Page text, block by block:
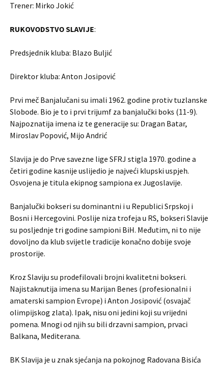
Trener: Mirko Jokić
RUKOVODSTVO SLAVIJE:
Predsjednik kluba: Blazo Buljić
Direktor kluba: Anton Josipović
Prvi meč Banjalučani su imali 1962. godine protiv tuzlanske
Slobode. Bio je to i prvi trijumf za banjalučki boks (11-9).
Najpoznatija imena iz te generacije su: Dragan Batar,
Miroslav Popović, Mijo Andrić
Slavija je do Prve savezne lige SFRJ stigla 1970. godine a
četiri godine kasnije uslijedio je najveći klupski uspjeh.
Osvojena je titula ekipnog sampiona ex Jugoslavije.
Banjalučki bokseri su dominantni i u Republici Srpskoj i
Bosni i Hercegovini. Poslije niza trofeja u RS, bokseri Slavije
su posljednje tri godine sampioni BiH. Međutim, ni to nije
dovoljno da klub svijetle tradicije konačno dobije svoje
prostorije.
Kroz Slaviju su prodefilovali brojni kvalitetni bokseri.
Najistaknutija imena su Marijan Benes (profesionalni i
amaterski sampion Evrope) i Anton Josipović (osvajač
olimpijskog zlata). Ipak, nisu oni jedini koji su vrijedni
pomena. Mnogi od njih su bili drzavni sampion, prvaci
Balkana, Mediterana.
BK Slavija je u znak sjećanja na pokojnog Radovana Bisića